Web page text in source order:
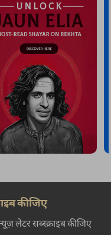
कीजिए
लेटर सब्स्क्राइब कीजिए